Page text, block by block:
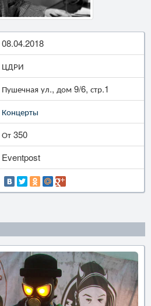
08.04.2018
ЦДРИ
Пушечная ул., дом 9/6, стр.1
Концерты
От 350
Eventpost